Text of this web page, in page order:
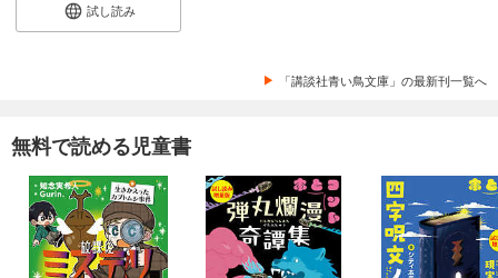
試し読み
「講談社青い鳥文庫」の最新刊一覧へ
無料で読める児童書